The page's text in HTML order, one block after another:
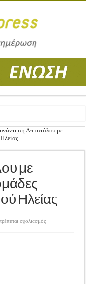
Δήμο Μεσολογγίου
Βελτίωσης
Μεσολογγίου-
Αποστόλου με
με
Ηλείας
σχολιασμόςστο